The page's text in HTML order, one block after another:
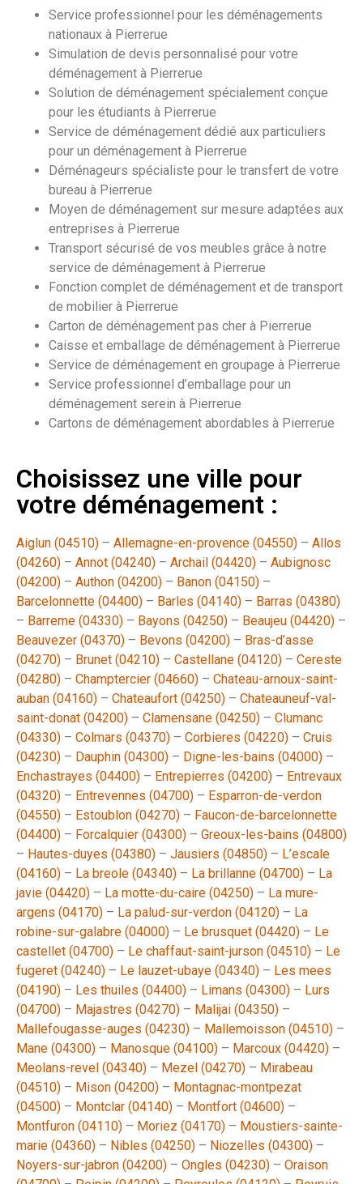
Service professionnel pour les déménagements
nationaux à Pierrerue
Simulation de devis personnalisé pour votre
déménagement à Pierrerue
Solution de déménagement spécialement conçue
pour les étudiants à Pierrerue
Service de déménagement dédié aux particuliers
pour un déménagement à Pierrerue
Déménageurs spécialiste pour le transfert de votre
bureau à Pierrerue
Moyen de déménagement sur mesure adaptées aux
entreprises à Pierrerue
Transport sécurisé de vos meubles grâce à notre
service de déménagement à Pierrerue
Fonction complet de déménagement et de transport
de mobilier à Pierrerue
Carton de déménagement pas cher à Pierrerue
Caisse et emballage de déménagement à Pierrerue
Service de déménagement en groupage à Pierrerue
Service professionnel d’emballage pour un
déménagement serein à Pierrerue
Cartons de déménagement abordables à Pierrerue
Choisissez une ville pour
votre déménagement :
Aiglun (04510) – Allemagne-en-provence (04550) – Allos
(04260) – Annot (04240) – Archail (04420) – Aubignosc
(04200) – Authon (04200) – Banon (04150) –
Barcelonnette (04400) – Barles (04140) – Barras (04380)
– Barreme (04330) – Bayons (04250) – Beaujeu (04420) –
Beauvezer (04370) – Bevons (04200) – Bras-d’asse
(04270) – Brunet (04210) – Castellane (04120) – Cereste
(04280) – Champtercier (04660) – Chateau-arnoux-saint-
auban (04160) – Chateaufort (04250) – Chateauneuf-val-
saint-donat (04200) – Clamensane (04250) – Clumanc
(04330) – Colmars (04370) – Corbieres (04220) – Cruis
(04230) – Dauphin (04300) – Digne-les-bains (04000) –
Enchastrayes (04400) – Entrepierres (04200) – Entrevaux
(04320) – Entrevennes (04700) – Esparron-de-verdon
(04550) – Estoublon (04270) – Faucon-de-barcelonnette
(04400) – Forcalquier (04300) – Greoux-les-bains (04800)
– Hautes-duyes (04380) – Jausiers (04850) – L’escale
(04160) – La breole (04340) – La brillanne (04700) – La
javie (04420) – La motte-du-caire (04250) – La mure-
argens (04170) – La palud-sur-verdon (04120) – La
robine-sur-galabre (04000) – Le brusquet (04420) – Le
castellet (04700) – Le chaffaut-saint-jurson (04510) – Le
fugeret (04240) – Le lauzet-ubaye (04340) – Les mees
(04190) – Les thuiles (04400) – Limans (04300) – Lurs
(04700) – Majastres (04270) – Malijai (04350) –
Mallefougasse-auges (04230) – Mallemoisson (04510) –
Mane (04300) – Manosque (04100) – Marcoux (04420) –
Meolans-revel (04340) – Mezel (04270) – Mirabeau
(04510) – Mison (04200) – Montagnac-montpezat
(04500) – Montclar (04140) – Montfort (04600) –
Montfuron (04110) – Moriez (04170) – Moustiers-sainte-
marie (04360) – Nibles (04250) – Niozelles (04300) –
Noyers-sur-jabron (04200) – Ongles (04230) – Oraison